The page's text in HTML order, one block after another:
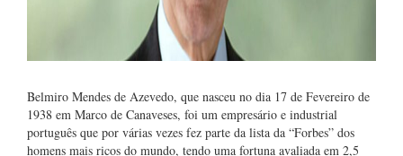
Belmiro Mendes de Azevedo, que nasceu no dia 17 de Fevereiro de
1938 em Marco de Canaveses, foi um empresário e industrial
português que por várias vezes fez parte da lista da “Forbes” dos
homens mais ricos do mundo, tendo uma fortuna avaliada em 2,5